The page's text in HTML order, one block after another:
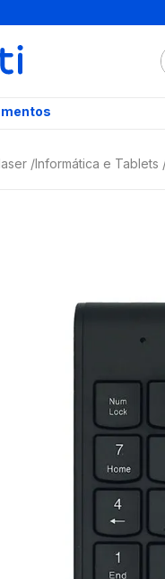
Informática e Tablets